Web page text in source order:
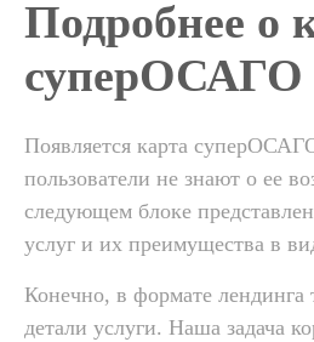
Подробнее о
суперОСАГО
Появляется карта
пользователи не знают о ее
следующем блоке
услуг и их преимущества в
Конечно, в формате лендинга
детали услуги. Наша задача